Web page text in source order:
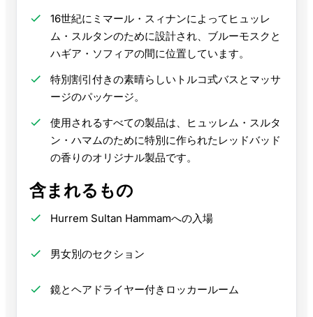
16世紀にミマール・スィナンによってヒュッレ
ム・スルタンのために設計され、ブルーモスクと
ハギア・ソフィアの間に位置しています。
特別割引付きの素晴らしいトルコ式バスとマッサ
ージのパッケージ。
使用されるすべての製品は、ヒュッレム・スルタ
ン・ハマムのために特別に作られたレッドバッド
の香りのオリジナル製品です。
含まれるもの
Hurrem Sultan Hammamへの入場
男女別のセクション
鏡とヘアドライヤー付きロッカールーム